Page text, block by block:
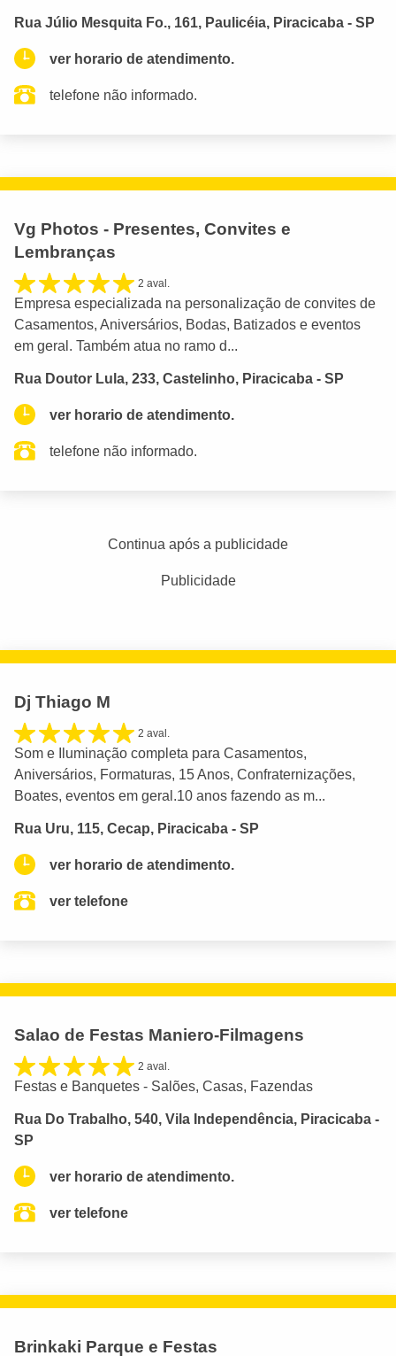
Rua Júlio Mesquita Fo., 161, Paulicéia, Piracicaba - SP
ver horario de atendimento.
telefone não informado.
Vg Photos - Presentes, Convites e
Lembranças
2 aval.
Empresa especializada na personalização de convites de
Casamentos, Aniversários, Bodas, Batizados e eventos
em geral. Também atua no ramo d...
Rua Doutor Lula, 233, Castelinho, Piracicaba - SP
ver horario de atendimento.
telefone não informado.
Continua após a publicidade
Publicidade
Dj Thiago M
2 aval.
Som e Iluminação completa para Casamentos,
Aniversários, Formaturas, 15 Anos, Confraternizações,
Boates, eventos em geral.10 anos fazendo as m...
Rua Uru, 115, Cecap, Piracicaba - SP
ver horario de atendimento.
ver telefone
Salao de Festas Maniero-Filmagens
2 aval.
Festas e Banquetes - Salões, Casas, Fazendas
Rua Do Trabalho, 540, Vila Independência, Piracicaba -
SP
ver horario de atendimento.
ver telefone
Brinkaki Parque e Festas